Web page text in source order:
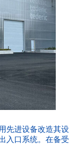
先进设备改造其设
入口系统。在备受